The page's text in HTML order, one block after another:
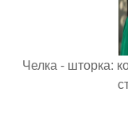
Челка - шторка: